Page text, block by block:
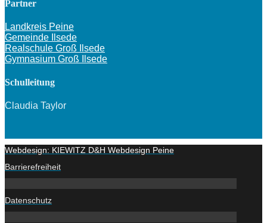
Partner
Landkreis Peine
Gemeinde Ilsede
Realschule Groß Ilsede
Gymnasium Groß Ilsede
Schulleitung
Claudia Taylor
Webdesign: KIEWITZ D&H Webdesign Peine
Barrierefreiheit
Datenschutz